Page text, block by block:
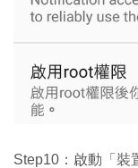
Step10：啟動「裝